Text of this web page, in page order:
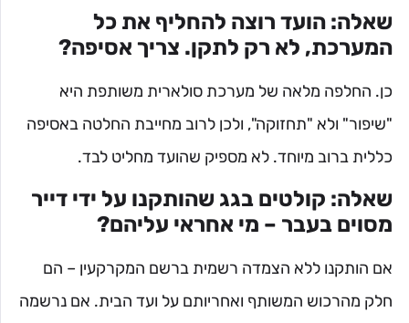
שאלה: הועד רוצה להחליף את כל
המערכת, לא רק לתקן. צריך אסיפה?
כן. החלפה מלאה של מערכת סולארית משותפת היא
"שיפור" ולא "תחזוקה", ולכן לרוב מחייבת החלטה באסיפה
כללית ברוב מיוחד. לא מספיק שהועד מחליט לבד.
שאלה: קולטים בגג שהותקנו על ידי דייר
מסוים בעבר – מי אחראי עליהם?
אם הותקנו ללא הצמדה רשמית ברשם המקרקעין – הם
חלק מהרכוש המשותף ואחריותם על ועד הבית. אם נרשמה